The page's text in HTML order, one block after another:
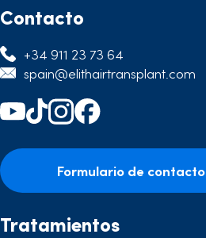
Contacto
+34 911 23 73 64
spain@elithairtransplant.com
Formulario de contacto
Tratamientos